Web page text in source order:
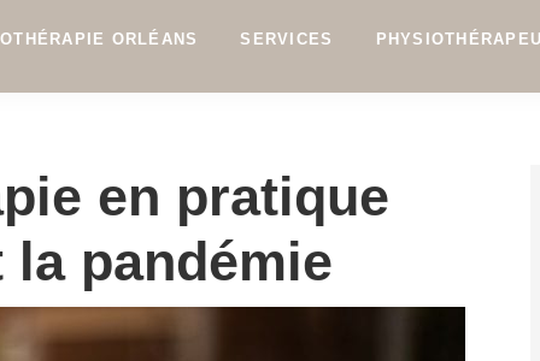
ORLÉANS SERVICES
en pratique
pandémie